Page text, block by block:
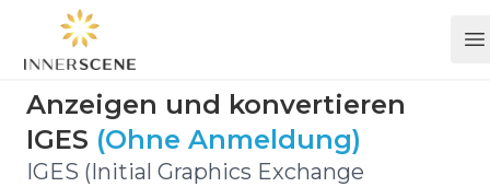
Anzeigen und konvertieren
IGES (Ohne Anmeldung)
IGES (Initial Graphics Exchange